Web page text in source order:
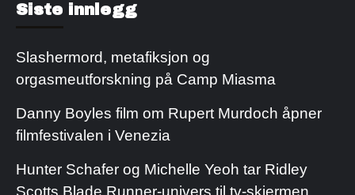
Siste innlegg
Slashermord, metafiksjon og
orgasmeutforskning på Camp Miasma
Danny Boyles film om Rupert Murdoch åpner
filmfestivalen i Venezia
Hunter Schafer og Michelle Yeoh tar Ridley
Scotts Blade Runner-univers til tv-skjermen